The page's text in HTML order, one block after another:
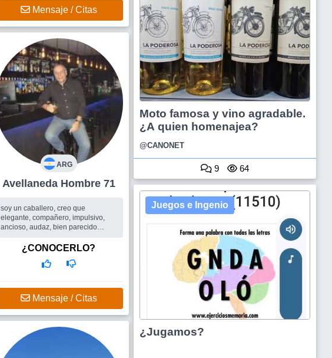
Mensaje / Citas
ARG
Avellaneda Hombre 71
soy un caballero, creo que
elegante, compañero, impulsivo,
ancioso, audaz, bien parecido
que le guste salir, soy de Wilde, ...
BuscoEl ideal es dificil conseguir
pero quiero a la mujer que sea
escuche y converse, tenga buen
humor y sea compañera,
¿CONOCERLO?
Mensaje / Citas
Moto famosa y vino agradable.
¿A quien homenajea?
@CANONET
9 64
Juegos e Ingenio
¿Jugamos?